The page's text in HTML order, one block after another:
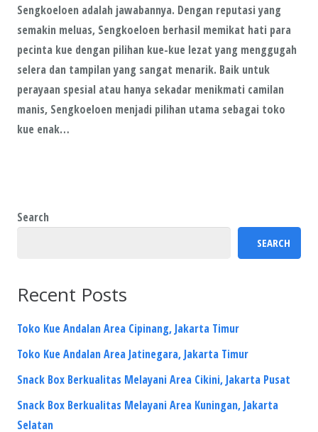
Sengkoeloen adalah jawabannya. Dengan reputasi yang
semakin meluas, Sengkoeloen berhasil memikat hati para
pecinta kue dengan pilihan kue-kue lezat yang menggugah
selera dan tampilan yang sangat menarik. Baik untuk
perayaan spesial atau hanya sekadar menikmati camilan
manis, Sengkoeloen menjadi pilihan utama sebagai toko
kue enak…
Search
SEARCH
Recent Posts
Toko Kue Andalan Area Cipinang, Jakarta Timur
Toko Kue Andalan Area Jatinegara, Jakarta Timur
Snack Box Berkualitas Melayani Area Cikini, Jakarta Pusat
Snack Box Berkualitas Melayani Area Kuningan, Jakarta
Selatan